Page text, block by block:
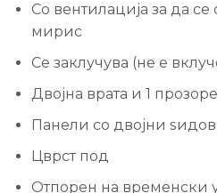
Со вентилација за да
мирис
Се заклучува (не е
Двојна врата и 1
Панели со двојни
Цврст под
Отпорен на временски